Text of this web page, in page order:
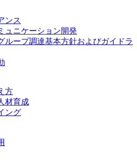
ンス
ュニケーション開発
ループ調達基本方針およびガイドラ
方
材育成
ング